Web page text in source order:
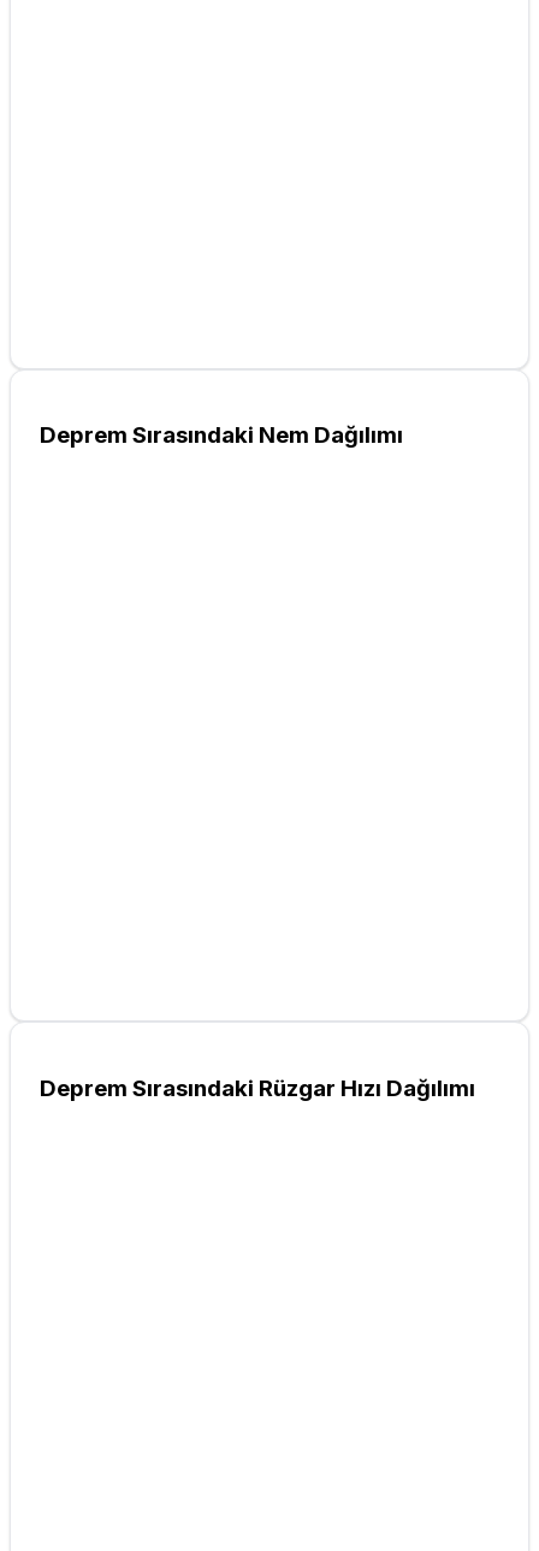
Deprem Sırasındaki Nem Dağılımı
Deprem Sırasındaki Rüzgar Hızı Dağılımı